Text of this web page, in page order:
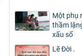
Một phụ
thầm
xấu số
Lẽ Đời .